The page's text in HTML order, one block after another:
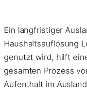
Ein langfristiger
Haushaltsauflösung
genutzt wird, hilft
gesamten Prozess
Aufenthalt im